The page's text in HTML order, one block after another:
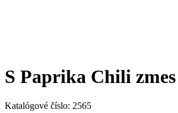
S Paprika Chili
Katalógové číslo: 2565